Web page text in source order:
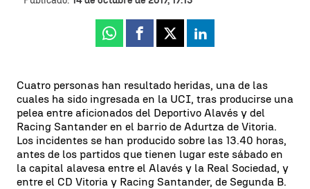
Whatsapp
Facebook
X Linkedin
Cuatro personas han resultado heridas, una de las
cuales ha sido ingresada en la UCI, tras producirse una
pelea entre aficionados del Deportivo Alavés y del
Racing Santander en el barrio de Adurtza de Vitoria.
Los incidentes se han producido sobre las 13.40 horas,
antes de los partidos que tienen lugar este sábado en
la capital alavesa entre el Alavés y la Real Sociedad, y
entre el CD Vitoria y Racing Santander, de Segunda B.